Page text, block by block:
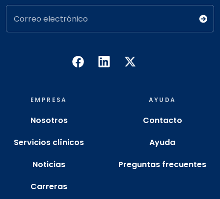
Correo electrónico
EMPRESA
Nosotros
Servicios clínicos
Noticias
Carreras
AYUDA
Contacto
Ayuda
Preguntas frecuentes